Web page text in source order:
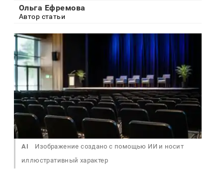
Ольга Ефремова
Автор статьи
AI
Изображение создано с помощью ИИ и носит
иллюстративный характер